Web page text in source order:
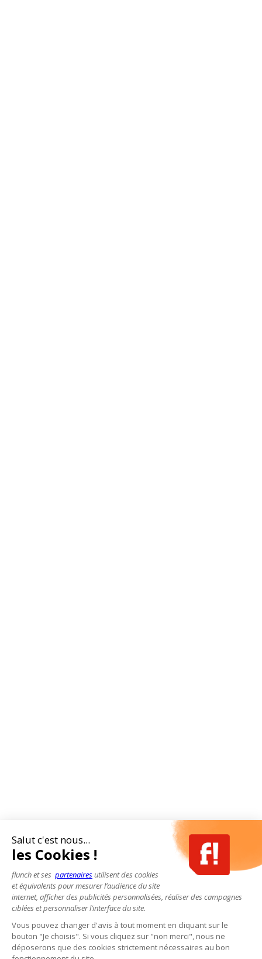
Salut c'est nous...
les Cookies !
flunch et ses partenairesutilisent des cookies
et équivalents pour mesurer l’audience du site
internet, afficher des publicités personnalisées, réaliser des campagnes
ciblées et personnaliser l’interface du site.
Vous pouvez changer d'avis à tout moment en cliquant sur le
bouton "Je choisis". Si vous cliquez sur "non merci", nous ne
déposerons que des cookies strictement nécessaires au bon